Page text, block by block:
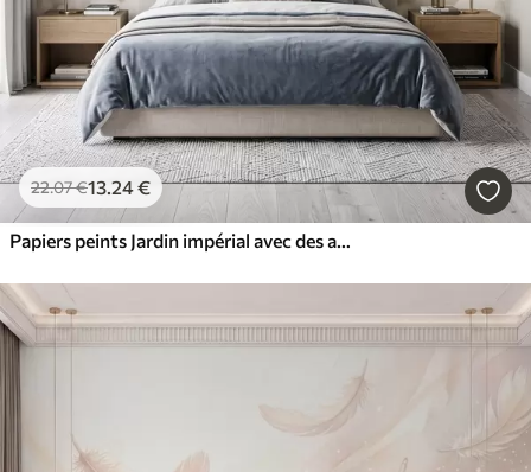
22.07€13.24€
Papiers peints Jardin impérial avec des animaux de style oriental : singe, léopard, tigre, paon et héron